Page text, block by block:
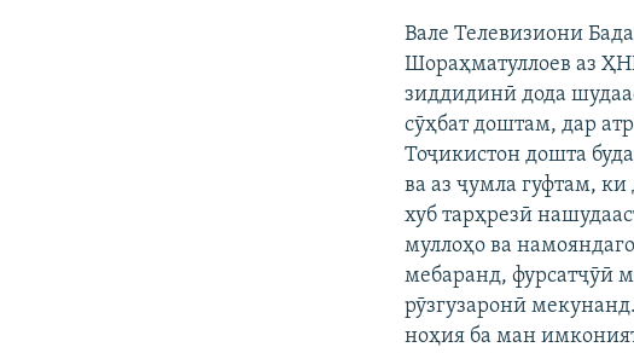
Вале Телевизиони
Шораҳматуллоев аз
зиддидинӣ дода
сӯҳбат доштам, дар
Тоҷикистон дошта
ва аз ҷумла гуфтам,
хуб тарҳрезӣ
муллоҳо ва
мебаранд, фурсатҷӯӣ
рӯзгузаронӣ
ноҳия ба ман